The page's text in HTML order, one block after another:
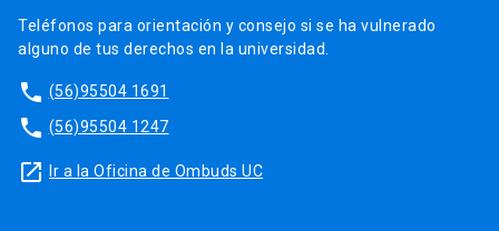
Teléfonos para orientación y consejo si se ha vulnerado
alguno de tus derechos en la universidad.
phone (56)95504 1691
phone (56)95504 1247
launch Ir a la Oficina de Ombuds UC